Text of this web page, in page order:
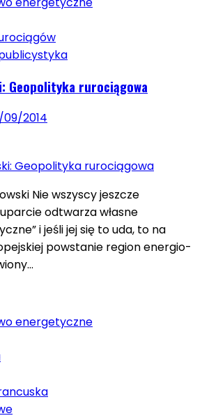
Geopolityka rurociągowa
2014
Nie wszyscy jeszcze
odtwarza własne
i jeśli jej się to uda, to na
powstanie region energio-
energetyczne